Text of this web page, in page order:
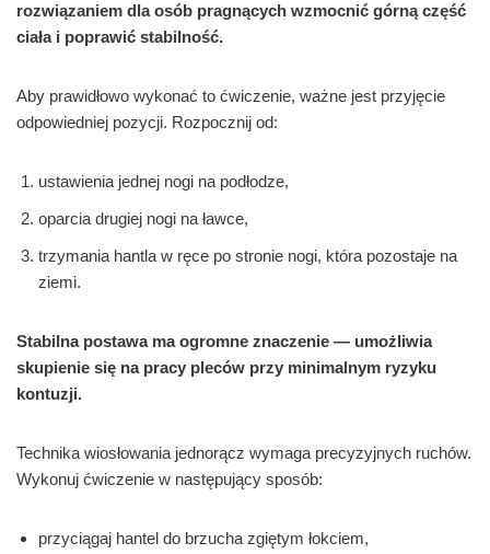
rozwiązaniem dla osób pragnących wzmocnić górną część
ciała i poprawić stabilność.
Aby prawidłowo wykonać to ćwiczenie, ważne jest przyjęcie
odpowiedniej pozycji. Rozpocznij od:
ustawienia jednej nogi na podłodze,
oparcia drugiej nogi na ławce,
trzymania hantla w ręce po stronie nogi, która pozostaje na
ziemi.
Stabilna postawa ma ogromne znaczenie — umożliwia
skupienie się na pracy pleców przy minimalnym ryzyku
kontuzji.
Technika wiosłowania jednorącz wymaga precyzyjnych ruchów.
Wykonuj ćwiczenie w następujący sposób:
przyciągaj hantel do brzucha zgiętym łokciem,